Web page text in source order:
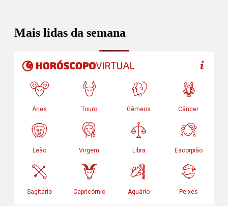
Mais lidas da semana